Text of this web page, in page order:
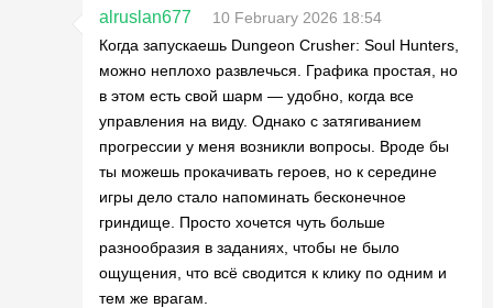
alruslan677
10 February 2026 18:54
Когда запускаешь Dungeon Crusher: Soul Hunters,
можно неплохо развлечься. Графика простая, но
в этом есть свой шарм — удобно, когда все
управления на виду. Однако с затягиванием
прогрессии у меня возникли вопросы. Вроде бы
ты можешь прокачивать героев, но к середине
игры дело стало напоминать бесконечное
гриндище. Просто хочется чуть больше
разнообразия в заданиях, чтобы не было
ощущения, что всё сводится к клику по одним и
тем же врагам.